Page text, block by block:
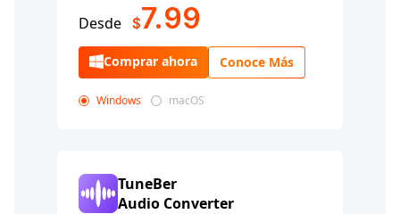
Desde $7.99
Comprar ahora Conoce Más
Windows macOS
TuneBer
Audio Converter